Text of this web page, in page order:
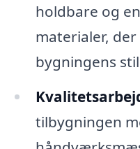
holdbare og
materialer,
bygningens
tilbygningen